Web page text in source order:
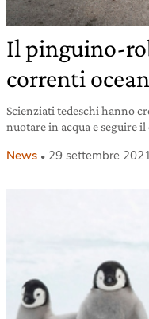
Il pinguino-
correnti
Scienziati tedeschi hanno
nuotare in acqua e seguire
News 29 settembre